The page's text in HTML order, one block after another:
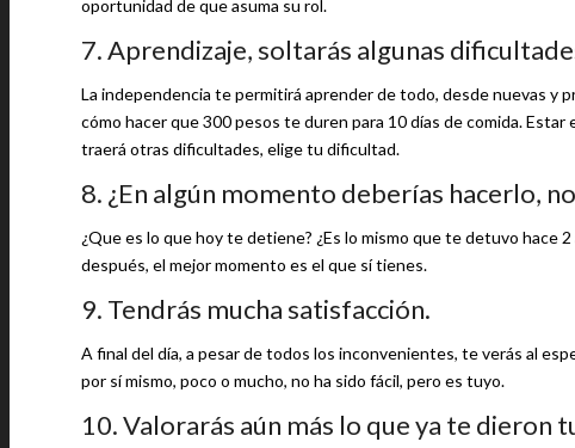
oportunidad de que asuma su rol.
7. Aprendizaje, soltarás algunas
La independencia te permitirá aprender de todo, desde nuevas y
cómo hacer que 300 pesos te duren para 10 días de comida.
traerá otras dificultades, elige tu dificultad.
8. ¿En algún momento deberías hacerlo,
¿Que es lo que hoy te detiene? ¿Es lo mismo que te detuvo hace
después, el mejor momento es el que sí tienes.
9. Tendrás mucha satisfacción.
A final del día, a pesar de todos los inconvenientes, te verás al
por sí mismo, poco o mucho, no ha sido fácil, pero es tuyo.
10. Valorarás aún más lo que ya te dieron